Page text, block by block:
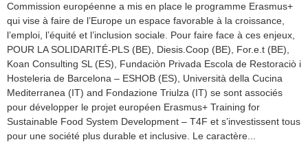
Commission européenne a mis en place le programme Erasmus+
qui vise à faire de l’Europe un espace favorable à la croissance,
l’emploi, l’équité et l’inclusion sociale. Pour faire face à ces enjeux,
POUR LA SOLIDARITÉ-PLS (BE), Diesis.Coop (BE), For.e.t (BE),
Koan Consulting SL (ES), Fundaciòn Privada Escola de Restoraciò i
Hosteleria de Barcelona – ESHOB (ES), Università della Cucina
Mediterranea (IT) and Fondazione Triulza (IT) se sont associés
pour développer le projet européen Erasmus+ Training for
Sustainable Food System Development – T4F et s’investissent tous
pour une société plus durable et inclusive. Le caractère...